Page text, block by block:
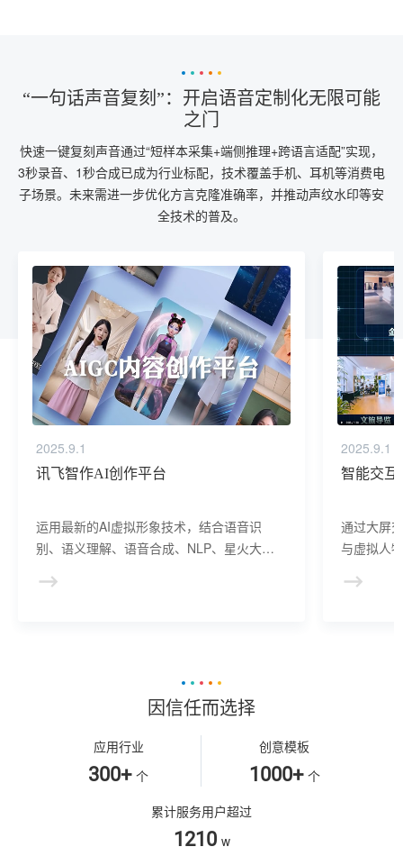
“一句话声音复刻”：开启语音定制化无限可能
之门
快速一键复刻声音通过“短样本采集+端侧推理+跨语言适配”实现，
3秒录音、1秒合成已成为行业标配，技术覆盖手机、耳机等消费电
子场景。未来需进一步优化方言克隆准确率，并推动声纹水印等安
全技术的普及。
2025.9.1
讯飞智作AI创作平台
运用最新的AI虚拟形象技术，结合语音识
别、语义理解、语音合成、NLP、星火大模
建、AI驱动、多模态交互的多场景虚拟人产
2025.9.1
智能交互
通过大屏
与虚拟人
景，可广
因信任而选择
应用行业
300+ 个
创意模板
1000+ 个
累计服务用户超过
1210 w